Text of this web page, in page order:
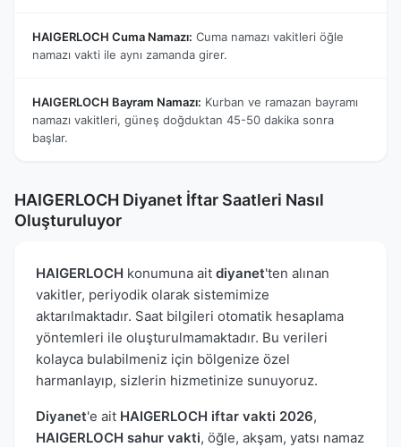
HAIGERLOCH Cuma Namazı: Cuma namazı vakitleri öğle
namazı vakti ile aynı zamanda girer.
HAIGERLOCH Bayram Namazı: Kurban ve ramazan bayramı
namazı vakitleri, güneş doğduktan 45-50 dakika sonra
başlar.
HAIGERLOCH Diyanet İftar Saatleri Nasıl
Oluşturuluyor
HAIGERLOCH konumuna ait diyanet'ten alınan
vakitler, periyodik olarak sistemimize
aktarılmaktadır. Saat bilgileri otomatik hesaplama
yöntemleri ile oluşturulmamaktadır. Bu verileri
kolayca bulabilmeniz için bölgenize özel
harmanlayıp, sizlerin hizmetinize sunuyoruz.
Diyanet'e ait HAIGERLOCH iftar vakti 2026,
HAIGERLOCH sahur vakti, öğle, akşam, yatsı namaz